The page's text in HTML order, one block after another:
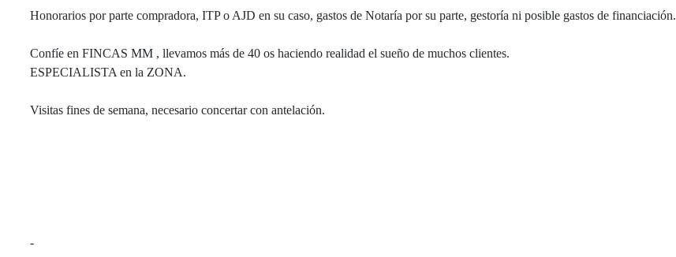
Honorarios por parte compradora, ITP o AJD en su caso, gastos de Notaría por su parte, gestoría ni posible gastos de financiación.
Confíe en FINCAS MM , llevamos más de 40 os haciendo realidad el sueño de muchos clientes.
ESPECIALISTA en la ZONA.
Visitas fines de semana, necesario concertar con antelación.
-